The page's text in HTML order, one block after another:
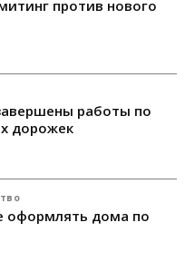
против нового
работы по
дорожек
оформлять дома по